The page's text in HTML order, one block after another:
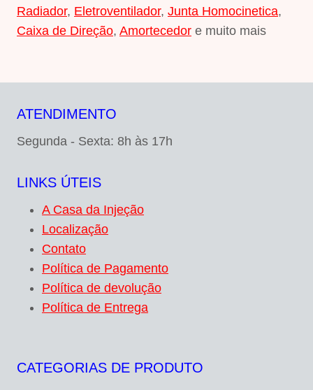
Radiador, Eletroventilador, Junta Homocinetica,
Caixa de Direção, Amortecedor e muito mais
ATENDIMENTO
Segunda - Sexta: 8h às 17h
LINKS ÚTEIS
A Casa da Injeção
Localização
Contato
Política de Pagamento
Política de devolução
Política de Entrega
CATEGORIAS DE PRODUTO